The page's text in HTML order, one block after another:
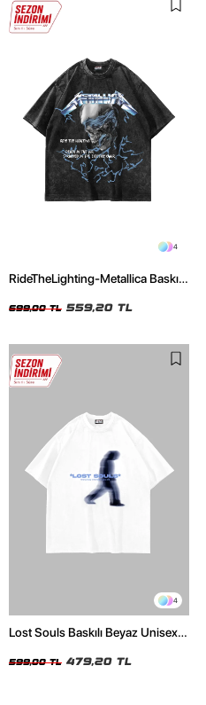
4
RideTheLighting-Metallica Baskılı
Tshirt
699,00 TL 559,20 TL
4
Lost Souls Baskılı Beyaz Unisex
599,00 TL 479,20 TL